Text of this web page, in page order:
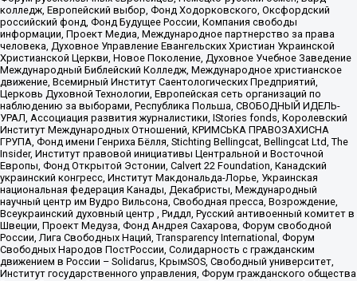
колледж, Европейский выбор, Фонд Ходорковского, Оксфордский
российский фонд, Фонд Будущее России, Компания свободы
информации, Проект Медиа, Международное партнерство за права
человека, Духовное Управление Евангельских Христиан Украинской
Христианской Церкви, Новое Поколение, Духовное Учебное Заведение
Международный Библейский Колледж, Международное христианское
движение, Всемирный Институт Саентологических Предприятий,
Церковь Духовной Технологии, Европейская сеть организаций по
наблюдению за выборами, Республика Польша, СВОБОДНЫЙ ИДЕЛЬ-
УРАЛ, Ассоциация развития журналистики, IStories fonds, Королевский
Институт Международных Отношений, КРИМСЬКА ПРАВОЗАХИСНА
ГРУПА, Фонд имени Генриха Бёлля, Stichting Bellingcat, Bellingcat Ltd, The
Insider, Институт правовой инициативы Центральной и Восточной
Европы, Фонд Открытой Эстонии, Calvert 22 Foundation, Канадский
украинский конгресс, Институт Макдональда-Лорье, Украинская
национальная федерация Канады, Декабристы, Международный
научный центр им Вудро Вильсона, Свободная пресса, Возрождение,
Всеукраинский духовный центр , Риддл, Русский антивоенный комитет в
Швеции, Проект Медуза, Фонд Андрея Сахарова, Форум свободной
России, Лига Свободных Наций, Transparеncy International, Форум
Свободных Народов ПостРоссии, Солидарность с гражданским
движением в России – Solidarus, КрымSOS, Свободный университет,
Институт государственного управления, Форум гражданского общества